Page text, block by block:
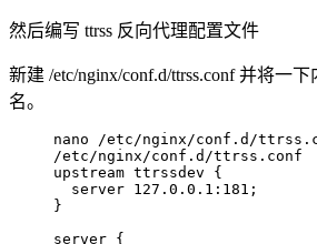
然后编写 ttrss 反向代理配置文件
新建 /etc/nginx/conf.d/ttrss.conf 并将一
名。
nano /etc/nginx/conf.d/
/etc/nginx/conf.d/ttrss.conf
upstream ttrssdev {
  server 127.0.0.1:181;
}
server {